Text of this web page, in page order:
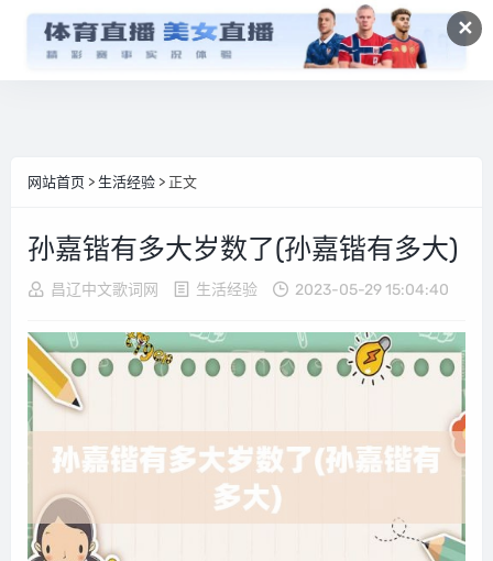
✕
网站首页 > 生活经验 > 正文
孙嘉锴有多大岁数了(孙嘉锴有多大)
昌辽中文歌词网 生活经验 2023-05-29 15:04:40